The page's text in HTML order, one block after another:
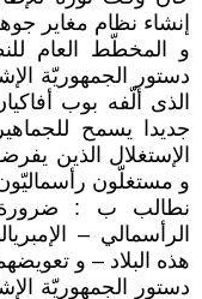
إنشاء نظام مغاير
و المخطّط العام
دستور الجمهوريّة
الذى ألّفه بوب
جديدا يسمح
الإستغلال الذين
و مستغلّون
نطالب ب : ضرورة
الرأسمالي –
هذه البلاد – و
دستور الجمهوريّة